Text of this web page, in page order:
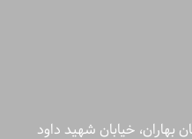
بهاران، خیابان شهید داود